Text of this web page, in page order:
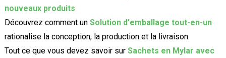
nouveaux produits
Découvrez comment un Solution d'emballage tout-en-un
rationalise la conception, la production et la livraison.
Tout ce que vous devez savoir sur Sachets en Mylar avec